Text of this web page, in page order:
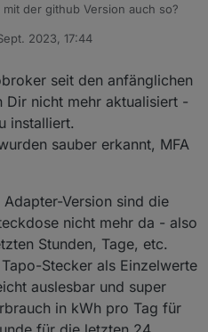
mit der github Version auch so?
2023, 17:44
seit den anfänglichen
Dir nicht mehr aktualisiert -
installiert.
sauber erkannt, MFA
Version sind die
nicht mehr da - also
Stunden, Tage, etc.
Stecker als Einzelwerte
auslesbar und super
in kWh pro Tag für